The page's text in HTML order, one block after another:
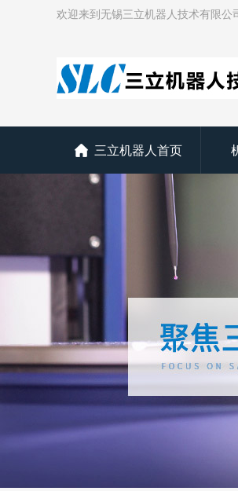
欢迎来到无锡三立机器人技术有限
三立机器人首页